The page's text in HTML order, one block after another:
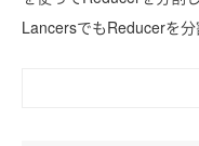
LancersでもReducerを分